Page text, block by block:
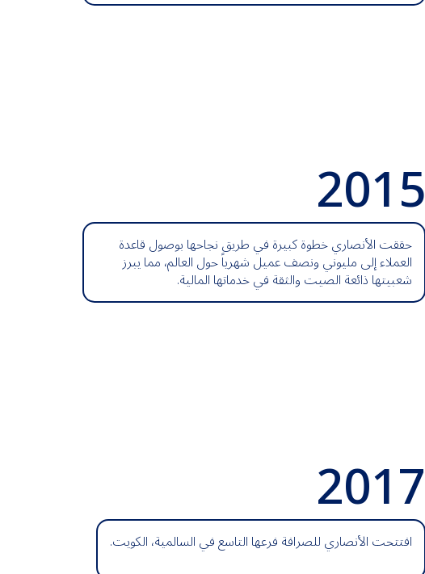
2015
حققت الأنصاري خطوة كبيرة في طريق نجاحها بوصول قاعدة
العملاء إلى مليوني ونصف عميل شهرياً حول العالم، مما يبرز
شعبيتها ذائعة الصيت والثقة في خدماتها المالية.
2017
افتتحت الأنصاري للصرافة فرعها التاسع في السالمية، الكويت.